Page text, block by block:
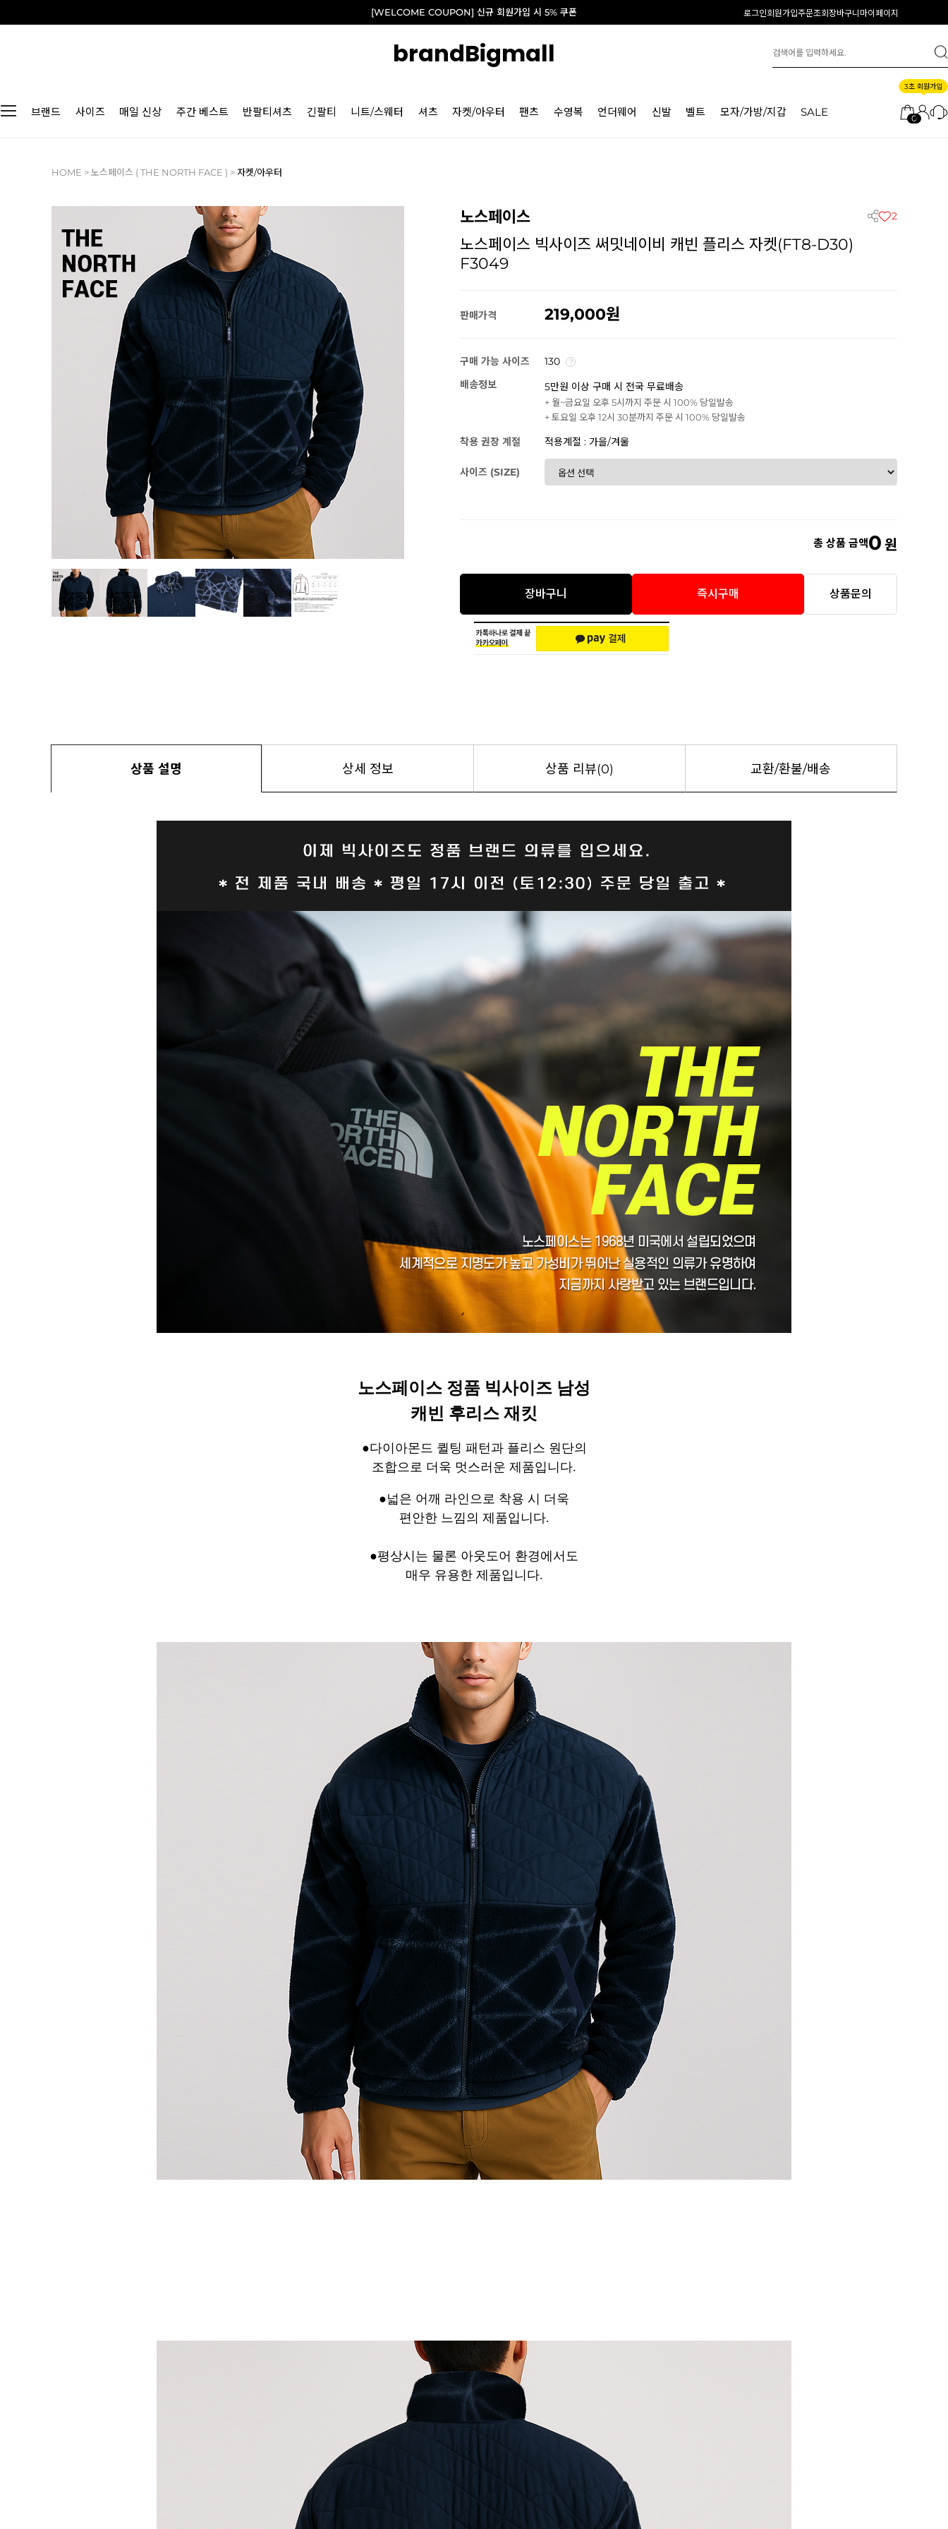
[WELCOME COUPON] 신규 회원가입 시 5% 쿠폰 로그인회원가입주문조회장바구니 마이페이지
brandBigmall
브랜드 사이즈 매일 신상 주간 베스트 반팔티셔츠 긴팔티 니트/스웨터 셔츠 자켓/아우터 팬츠 수영복 언더웨어 신발 벨트 모자/가방/지갑 SALE 0
3초 회원가입
HOME >노스페이스 ( THE NORTH FACE ) > 자켓/아우터
노스페이스 2
노스페이스 빅사이즈 써밋네이비 캐빈 플리스 자켓(FT8-D30)
F3049
판매가격 219,000
구매 가능 사이즈
130
배송정보
5만원 이상 구매 시 전국 무료배송
+ 월~금요일 오후 5시까지 주문 시 100% 당일발송
+ 토요일 오후 12시 30분까지 주문 시 100% 당일발송
착용 권장 계절 적용계절 : 가을/겨울
사이즈 (SIZE)
총 상품 금액0 원
장바구니 즉시구매 상품문의
상품 설명 상세 정보 상품 리뷰(0) 교환/환불/배송
노스페이스 정품 빅사이즈 남성
캐빈 후리스 재킷
●다이아몬드 퀼팅 패턴과 플리스 원단의
조합으로 더욱 멋스러운 제품입니다.
●넓은 어깨 라인으로 착용 시 더욱
편안한 느낌의 제품입니다.
●평상시는 물론 아웃도어 환경에서도
매우 유용한 제품입니다.